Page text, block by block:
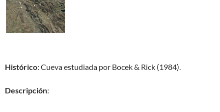
Histórico: Cueva estudiada por Bocek & Rick (1984).
Descripción: